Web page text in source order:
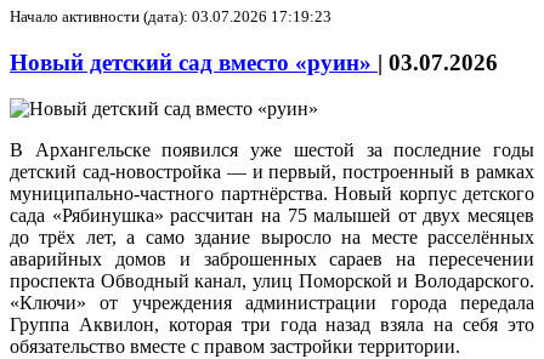
Начало активности (дата): 03.07.2026 17:19:23
Новый детский сад вместо «руин» | 03.07.2026
В Архангельске появился уже шестой за последние годы
детский сад-новостройка — и первый, построенный в рамках
муниципально-частного партнёрства. Новый корпус детского
сада «Рябинушка» рассчитан на 75 малышей от двух месяцев
до трёх лет, а само здание выросло на месте расселённых
аварийных домов и заброшенных сараев на пересечении
проспекта Обводный канал, улиц Поморской и Володарского.
«Ключи» от учреждения администрации города передала
Группа Аквилон, которая три года назад взяла на себя это
обязательство вместе с правом застройки территории.